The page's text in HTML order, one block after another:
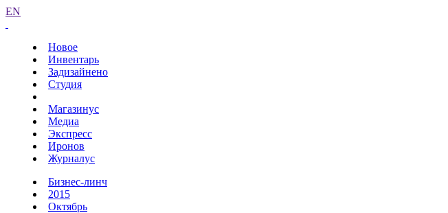
EN
Новое
Инвентарь
Задизайнено
Студия
Магазинус
Медиа
Экспресс
Иронов
Журналус
Бизнес-линч
2015
Октябрь